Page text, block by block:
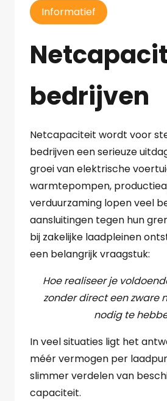
Informatief
bedrijven
Netcapaciteit wordt voor
bedrijven een serieuze
groei van elektrische
warmtepompen,
verduurzaming lopen veel
aansluitingen tegen hun
bij zakelijke laadpleinen
een belangrijk vraagstuk:
Hoe realiseer je
zonder direct een zware
nodig te
In veel situaties ligt het
méér vermogen per
slimmer verdelen van
capaciteit.